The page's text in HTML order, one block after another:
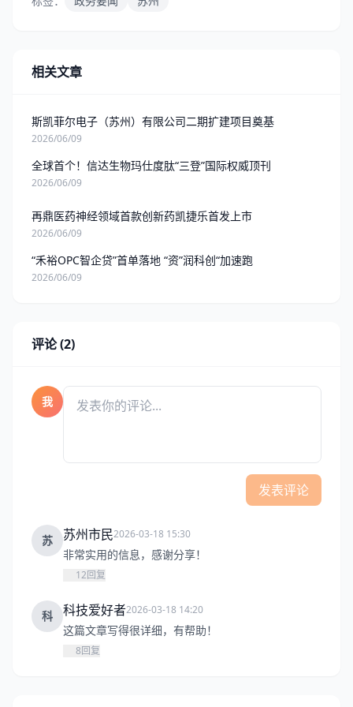
相关文章
斯凯菲尔电子（苏州）有限公司二期扩建项目奠基
2026/06/09
全球首个！信达生物玛仕度肽“三登”国际权威顶刊
2026/06/09
再鼎医药神经领域首款创新药凯捷乐首发上市
2026/06/09
“禾裕OPC智企贷”首单落地 “资”润科创“加速跑
2026/06/09
评论 (2)
我
发表评论
苏 苏州市民2026-03-18 15:30
非常实用的信息，感谢分享！
12回复
科 科技爱好者2026-03-18 14:20
这篇文章写得很详细，有帮助！
8回复